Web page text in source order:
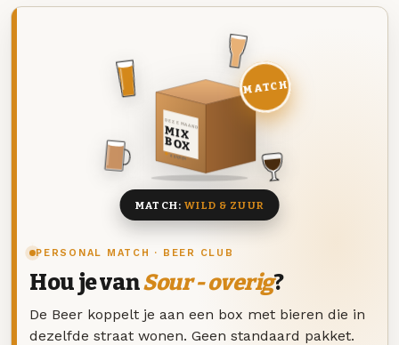
PERSONAL MATCH · BEER CLUB
Hou je vanSour - overig?
De Beer koppelt je aan een box met bieren die in
dezelfde straat wonen. Geen standaard pakket.
DEZE MAAND
MIX
BOX
8 BIEREN
MATCH
MATCH:WILD & ZUUR